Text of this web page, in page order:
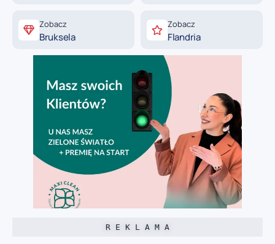
Zobacz
Bruksela
Zobacz
Flandria
R E K L A M A